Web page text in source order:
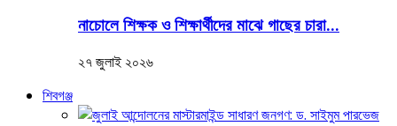
নাচোলে শিক্ষক ও শিক্ষার্থীদের মাঝে গাছের চারা...
২৭ জুলাই ২০২৬
শিবগঞ্জ